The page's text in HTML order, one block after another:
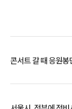
콘서트 갈 때 응원